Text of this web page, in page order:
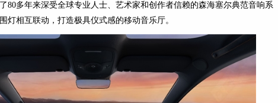
80多年来深受全球专业人士、艺术家和创作者信赖的森海塞尔典范音响系
灯相互联动，打造极具仪式感的移动音乐厅。